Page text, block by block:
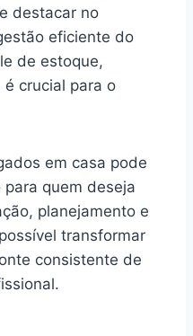
destacar no
eficiente do
de estoque,
crucial para o
em casa pode
quem deseja
planejamento e
transformar
consistente de